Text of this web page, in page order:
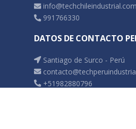
info@techchileindustrial.com
991766330
DATOS DE CONTACTO
Santiago de Surco - Perú
+51982880796